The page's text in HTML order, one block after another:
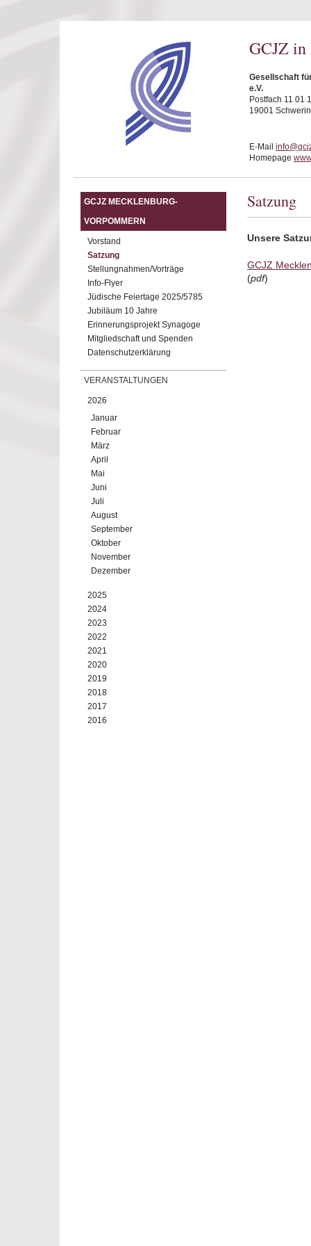
GCJZ in
Gesellschaft
e.V.
Postfach 11 01
19001 Schwerin
E-Mail
Homepage
GCJZ MECKLENBURG-
VORPOMMERN
Vorstand
Satzung
Stellungnahmen/Vorträge
Info-Flyer
Jüdische Feiertage 2025/5785
Jubiläum 10 Jahre
Erinnerungsprojekt Synagoge
Mitgliedschaft und Spenden
Datenschutzerklärung
VERANSTALTUNGEN
2026
Januar
Februar
März
April
Mai
Juni
Juli
August
September
Oktober
November
Dezember
2025
2024
2023
2022
2021
2020
2019
2018
2017
2016
Satzung
Unsere
GCJZ
(pdf)